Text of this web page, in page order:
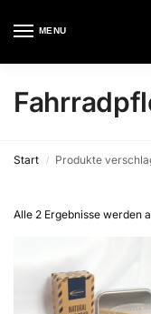
MENU
Start / Produkte
Alle 2 Ergebnisse werden